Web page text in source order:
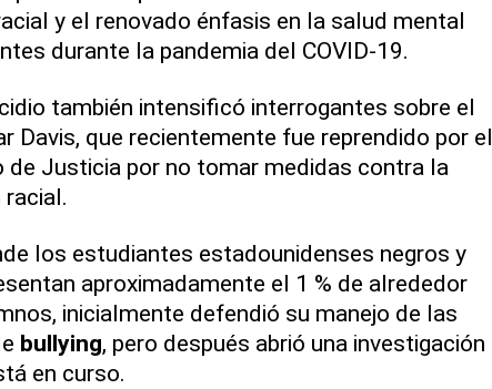
y el renovado énfasis en la salud mental
durante la pandemia del COVID-19.
también intensificó interrogantes sobre el
Davis, que recientemente fue reprendido por el
de Justicia por no tomar medidas contra la
los estudiantes estadounidenses negros y
aproximadamente el 1 % de alrededor
inicialmente defendió su manejo de las
bullying, pero después abrió una investigación
en curso.